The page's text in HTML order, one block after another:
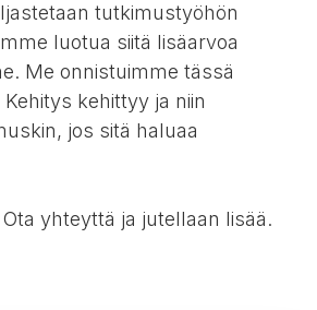
tutkimustyöhön
luotua siitä lisäarvoa
Me onnistuimme tässä
kehittyy ja niin
jos sitä haluaa
yhteyttä ja jutellaan lisää.